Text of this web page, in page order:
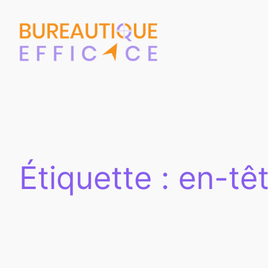
contenu
Étiquette : en-